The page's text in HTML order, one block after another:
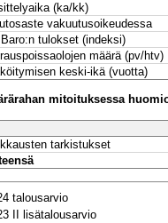
alaisten
alaisen
terveyspalvelut
tiedonhallinta
arvonlisäveromenot
perustoimeentulotuki ja
(ka/kk)
vakuutusoikeudessa
tulokset (indeksi)
määrä (pv/htv)
keski-ikä (vuotta)
mitoituksessa
tarkistukset
talousarvio
II lisätalousarvio